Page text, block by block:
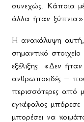
συνεχώς. Κάποια
άλλα ήταν ξύπνια».
Η ανακάλυψη αυτή,
σημαντικό
εξέλιξης. «Δεν
ανθρωποειδές –
περισσότερες από
εγκέφαλος μπόρεσε
μπορέσει να